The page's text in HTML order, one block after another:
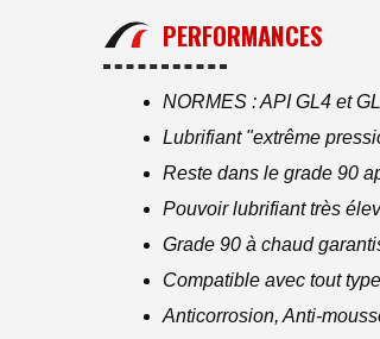
PERFORMANCES
NORMES : API GL4 et
Lubrifiant "extrême
Reste dans le grade 90
Pouvoir lubrifiant très
Grade 90 à chaud
Compatible avec tout
Anticorrosion, Anti-